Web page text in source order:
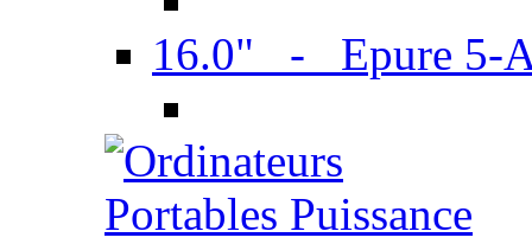
16.0" - Epure 5-